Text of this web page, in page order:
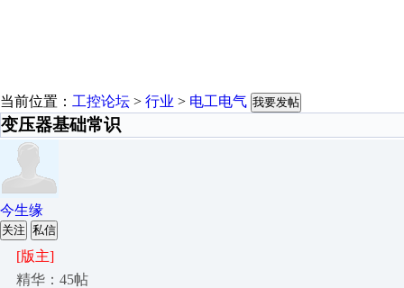
当前位置： 工控论坛 > 行业 > 电工电气 我要发帖
变压器基础常识
今生缘
关注 私信
[版主]
精华：45帖